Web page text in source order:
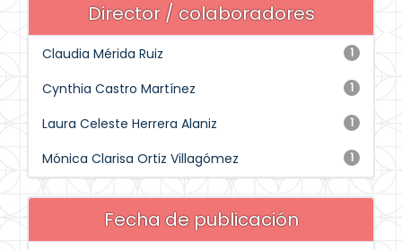
Director / colaboradores
1
Claudia Mérida Ruiz
1
Cynthia Castro Martínez
1
Laura Celeste Herrera Alaniz
1
Mónica Clarisa Ortiz Villagómez
Fecha de publicación